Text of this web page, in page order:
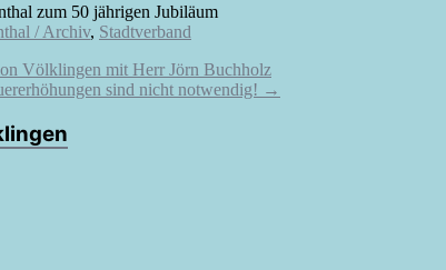
zum 50 jährigen Jubiläum
/ Archiv, Stadtverband
Völklingen mit Herr Jörn Buchholz
sind nicht notwendig! →